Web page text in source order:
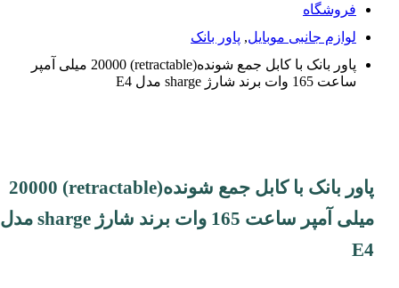
فروشگاه
لوازم جانبی موبایل, پاور بانک
پاور بانک با کابل جمع شونده(retractable) 20000 میلی آمپر
ساعت 165 وات برند شارژ sharge مدل E4
پاور بانک با کابل جمع شونده(retractable) 20000
میلی آمپر ساعت 165 وات برند شارژ sharge مدل
E4